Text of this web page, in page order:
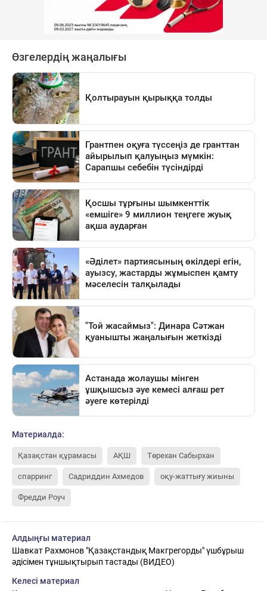
Материалда:
Қазақстан құрамасы АҚШ Төрехан Сабырхан
спарринг Садриддин Ахмедов оқу-жаттығу жиыны
Фредди Роуч
Алдыңғы материал
Шавкат Рахмонов "Қазақстандық Макгрегорды" үшбұрыш
әдісімен тұншықтырып тастады (ВИДЕО)
Келесі материал